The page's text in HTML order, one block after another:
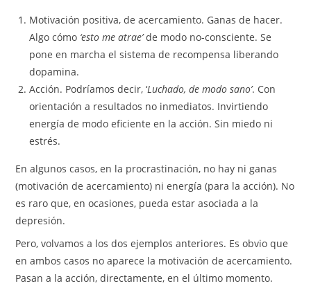
Motivación positiva, de acercamiento. Ganas de hacer.
Algo cómo ‘esto me atrae’de modo no-consciente. Se
pone en marcha el sistema de recompensa liberando
dopamina.
Acción. Podríamos decir, ‘Luchado, de modo sano’. Con
orientación a resultados no inmediatos. Invirtiendo
energía de modo eficiente en la acción. Sin miedo ni
estrés.
En algunos casos, en la procrastinación, no hay ni ganas
(motivación de acercamiento) ni energía (para la acción). No
es raro que, en ocasiones, pueda estar asociada a la
depresión.
Pero, volvamos a los dos ejemplos anteriores. Es obvio que
en ambos casos no aparece la motivación de acercamiento.
Pasan a la acción, directamente, en el último momento.